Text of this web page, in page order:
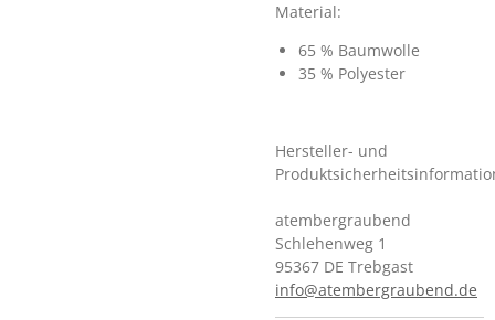
Material:
65 % Baumwolle
35 % Polyester
Hersteller- und
atembergraubend
Schlehenweg 1
95367 DE Trebgast
info@atembergraubend.de